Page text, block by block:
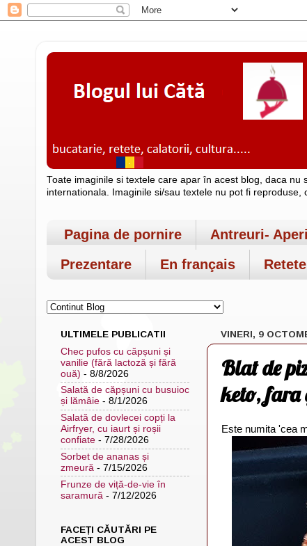
Toate imaginile si textele care apar în acest blog, daca
internationala. Imaginile si/sau textele nu pot fi
Pagina de pornire Antreuri-
Prezentare
En français
VINERI, 9
Blat de
keto, fara
Este numita 'cea
ULTIMELE PUBLICATII
Chec pufos cu căpșuni și
vanilie (fără lactoză și fără
ouă) - 8/8/2026
Salată de căpșuni cu busuioc
și lămâie - 8/1/2026
Salată de dovlecei copți la
Airfryer, cu iaurt și roșii
confiate - 7/28/2026
Sorbet de ananas și
zmeură - 7/15/2026
Frunze de viță-de-vie în
saramură - 7/12/2026
FACEȚI CĂUTĂRI PE
ACEST BLOG